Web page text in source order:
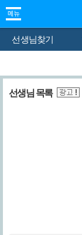
선생님찾기
선생님 목록